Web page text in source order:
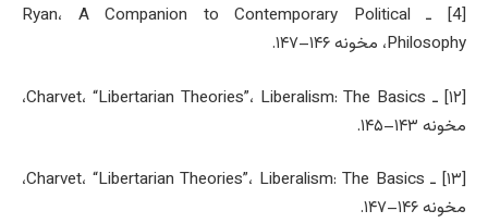
[4] ـ Ryan، A Companion to Contemporary Political
Philosophy، مخونه ۱۴۶–۱۴۷.
[۱۲] ـ Charvet، “Libertarian Theories”، Liberalism: The Basics،
مخونه ۱۴۳–۱۴۵.
[۱۳] ـ Charvet، “Libertarian Theories”، Liberalism: The Basics،
مخونه ۱۴۶–۱۴۷.